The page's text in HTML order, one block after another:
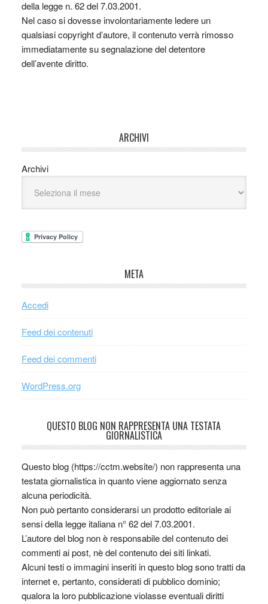
della legge n. 62 del 7.03.2001.
Nel caso si dovesse involontariamente ledere un
qualsiasi copyright d’autore, il contenuto verrà rimosso
immediatamente su segnalazione del detentore
dell’avente diritto.
ARCHIVI
Archivi
META
Accedi
Feed dei contenuti
Feed dei commenti
WordPress.org
QUESTO BLOG NON RAPPRESENTA UNA TESTATA
GIORNALISTICA
Questo blog (https://cctm.website/) non rappresenta una
testata giornalistica in quanto viene aggiornato senza
alcuna periodicità.
Non può pertanto considerarsi un prodotto editoriale ai
sensi della legge italiana n° 62 del 7.03.2001.
L’autore del blog non è responsabile del contenuto dei
commenti ai post, nè del contenuto dei siti linkati.
Alcuni testi o immagini inseriti in questo blog sono tratti da
internet e, pertanto, considerati di pubblico dominio;
qualora la loro pubblicazione violasse eventuali diritti